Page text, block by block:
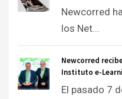
Newcorred
los Net...
Newcorred
Instituto e-
El pasado 7